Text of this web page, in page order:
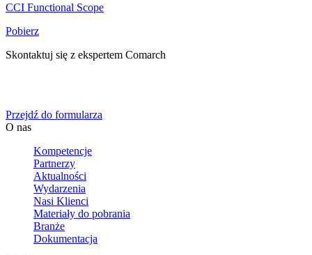
CCI Functional Scope
Pobierz
Skontaktuj się z ekspertem Comarch
Przejdź do formularza
O nas
Kompetencje
Partnerzy
Aktualności
Wydarzenia
Nasi Klienci
Materiały do pobrania
Branże
Dokumentacja